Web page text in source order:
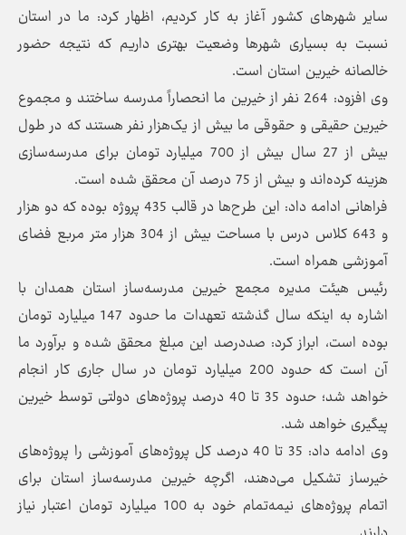
سایر شهرهای کشور آغاز به کار کردیم، اظهار کرد: ما در استان
نسبت به بسیاری شهرها وضعیت بهتری داریم که نتیجه حضور
خالصانه خیرین استان است.
وی افزود: 264 نفر از خیرین ما انحصاراً مدرسه ساختند و مجموع
خیرین حقیقی و حقوقی ما بیش از یک‌‌هزار نفر هستند که در طول
بیش از 27 سال بیش از 700 میلیارد تومان برای مدرسه‌سازی
هزینه کرده‌اند و بیش از 75 درصد آن محقق شده است.
فراهانی ادامه داد: این طرح‌ها در قالب 435 پروژه بوده که دو هزار
و 643 کلاس درس با مساحت بیش از 304 هزار متر مربع فضای
آموزشی همراه است.
رئیس هیئت مدیره مجمع خیرین مدرسه‌ساز استان همدان با
اشاره به اینکه سال گذشته تعهدات ما حدود 147 میلیارد تومان
بوده است، ابراز کرد: صددرصد این مبلغ محقق شده و برآورد ما
آن است که حدود 200 میلیارد تومان در سال جاری کار انجام
خواهد شد؛ حدود 35 تا 40 درصد پروژه‌های دولتی توسط خیرین
پیگیری خواهد شد.
وی ادامه داد: 35 تا 40 درصد کل پروژه‌های آموزشی را پروژه‌های
خیرساز تشکیل می‌دهند، اگرچه خیرین مدرسه‌ساز استان برای
اتمام پروژه‌های نیمه‌تمام خود به 100 میلیارد تومان اعتبار نیاز